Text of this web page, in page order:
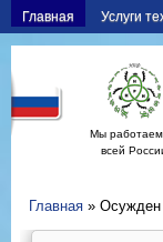
Главная Услуги
Мы
всей
Главная » Осужден